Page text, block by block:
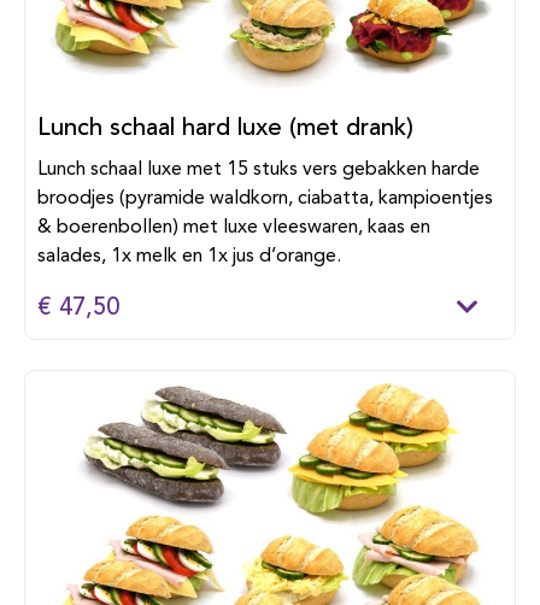
Lunch schaal hard luxe (met drank)
Lunch schaal luxe met 15 stuks vers gebakken harde
broodjes (pyramide waldkorn, ciabatta, kampioentjes
& boerenbollen) met luxe vleeswaren, kaas en
salades, 1x melk en 1x jus d’orange.
€ 47,50